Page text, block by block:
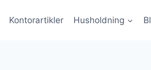
Kontorartikler Husholdning